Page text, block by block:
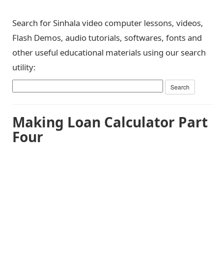
Search for Sinhala video computer lessons, videos,
Flash Demos, audio tutorials, softwares, fonts and
other useful educational materials using our search
utility:
Making Loan Calculator Part
Four